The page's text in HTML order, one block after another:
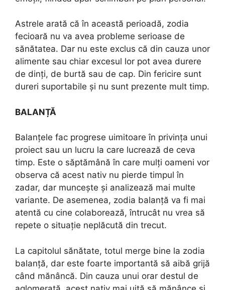
Astrele arată că în această perioadă, zodia
fecioară nu va avea probleme serioase de
sănătatea. Dar nu este exclus că din cauza unor
alimente sau chiar excesul lor pot avea durere
de dinți, de burtă sau de cap. Din fericire sunt
dureri suportabile și nu sunt prezente mult timp.
BALANȚĂ
Balanțele fac progrese uimitoare în privința unui
proiect sau un lucru la care lucrează de ceva
timp. Este o săptămână în care mulți oameni vor
observa că acest nativ nu pierde timpul în
zadar, dar muncește și analizează mai multe
variante. De asemenea, zodia balanță va fi mai
atentă cu cine colaborează, întrucât nu vrea să
repete o situație neplăcută din trecut.
La capitolul sănătate, totul merge bine la zodia
balanță, dar este foarte importantă să aibă grijă
când mănâncă. Din cauza unui orar destul de